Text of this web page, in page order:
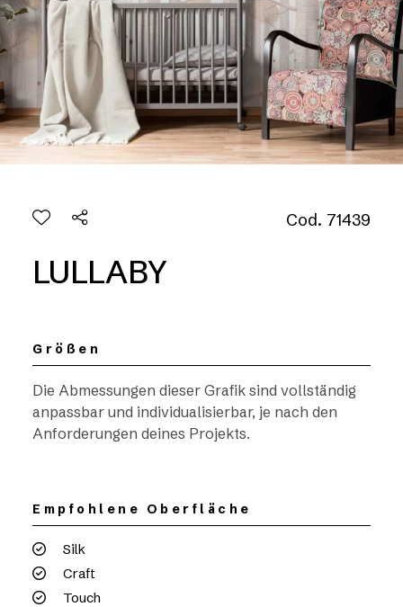
Cod. 71439
LULLABY
Größen
Die Abmessungen dieser Grafik sind vollständig
anpassbar und individualisierbar, je nach den
Anforderungen deines Projekts.
Empfohlene Oberfläche
Silk
Craft
Touch